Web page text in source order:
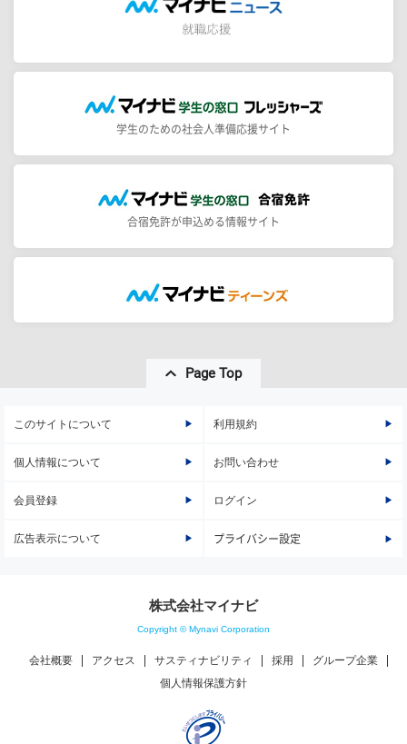
学生のための社会人準備応援サイト
合宿免許が申込める情報サイト
Page Top
このサイトについて 利用規約
個人情報について お問い合わせ
会員登録 ログイン
広告表示について プライバシー設定
株式会社マイナビ
Copyright © Mynavi Corporation
会社概要 アクセス サスティナビリティ 採用
グループ企業
個人情報保護方針